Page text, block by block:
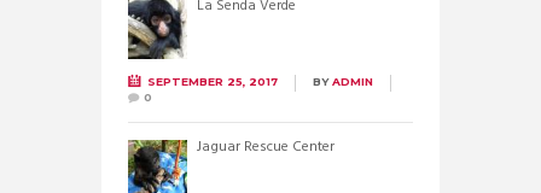
La Senda Verde
SEPTEMBER 25, 2017 BYADMIN
0
Jaguar Rescue Center